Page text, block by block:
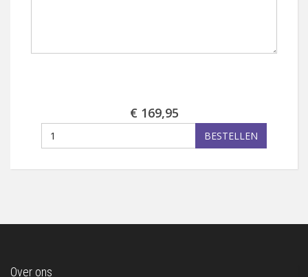
€ 169,95
BESTELLEN
Over ons